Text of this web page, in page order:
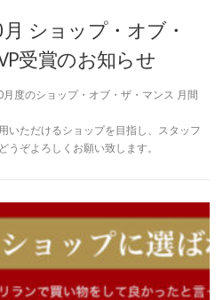
ショップ・オブ・
受賞のお知らせ
度のショップ・オブ・ザ・マンス 月間
いただけるショップを目指し、スタッフ
ぞよろしくお願い致します。